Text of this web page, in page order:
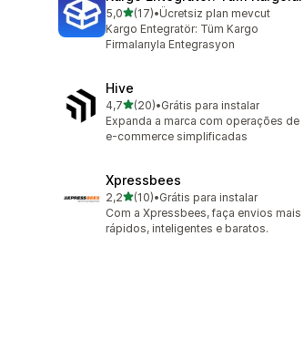
5,0de 5 estrelas
(17)
17 avaliações ao todo
•Ücretsiz plan mevcut
Kargo Entegratör: Tüm Kargo
Firmalarıyla Entegrasyon
Hive
4,7de 5 estrelas
(20)
20 avaliações ao todo
•Grátis para instalar
Expanda a marca com operações de
e-commerce simplificadas
Xpressbees
2,2de 5 estrelas
(10)
10 avaliações ao todo
•Grátis para instalar
Com a Xpressbees, faça envios mais
rápidos, inteligentes e baratos.